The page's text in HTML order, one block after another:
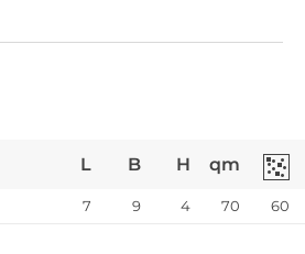
L B H qm
7 9 4 70 60